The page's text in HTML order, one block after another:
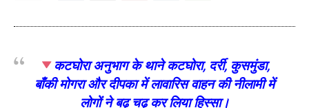
कटघोरा अनुभाग के थाने कटघोरा, दर्री, कुसमुंडा,
बाँकी मोगरा और दीपका में लावारिस वाहन की नीलामी में
लोगों ने बढ़ चढ़ कर लिया हिस्सा।